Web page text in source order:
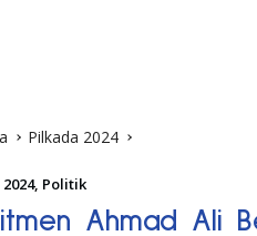
Pilkada 2024
, Politik
Ahmad Ali